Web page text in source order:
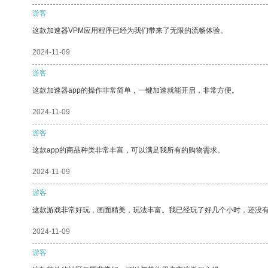
游客
这款加速器VPM应用程序已经为我们带来了无限的流畅体验。
2024-11-09
游客
这款加速器app的操作非常简单，一键加速就能开启，非常方便。
2024-11-09
游客
这款app的商品种类非常丰富，可以满足我所有的购物需求。
2024-11-09
游客
这款游戏非常好玩，画面精美，玩法丰富。我已经玩了好几个小时，还没
2024-11-09
游客